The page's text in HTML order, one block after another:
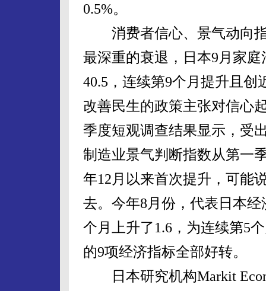
0.5%。
消费者信心、景气动向指
最深重的衰退，日本9月家
40.5，连续第9个月提升且
改善民生的政策主张对信心
季度短观调查结果显示，受
制造业景气判断指数从第一
年12月以来首次提升，可能
去。今年8月份，代表日本
个月上升了1.6，为连续第5
的9项经济指标全部好转。
日本研究机构Markit